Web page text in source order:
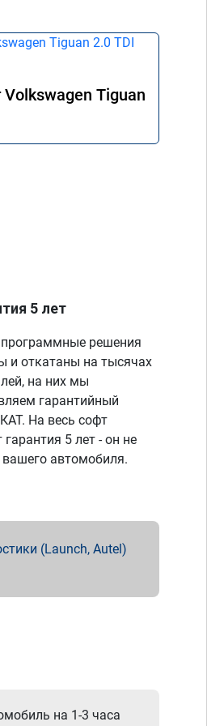
Tiguan
5 лет
решения
и откатаны на тысячах
на них мы
гарантийный
На весь софт
гарантия 5 лет - он не
вашего автомобиля.
(Launch, Autel)
на 1-3 часа